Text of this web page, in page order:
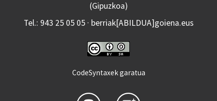
(Gipuzkoa)
Tel.: 943 25 05 05 · berriak[ABILDUA]goiena.eus
CodeSyntaxek garatua